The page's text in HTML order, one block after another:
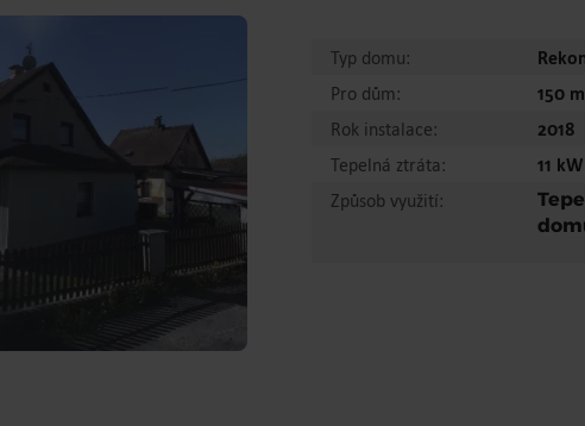
Typ domu:
Pro dům:
150 m
Rok instalace:
2018
Tepelná ztráta:
11 kW
Způsob využití: